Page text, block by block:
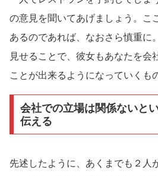
の意見を聞いてあげましょう。こ
あるのであれば、なおさら慎重に
見せることで、彼女もあなたを会
ことが出来るようになっていくも
会社での立場は関係ないと
伝える
先述したように、あくまでも２人